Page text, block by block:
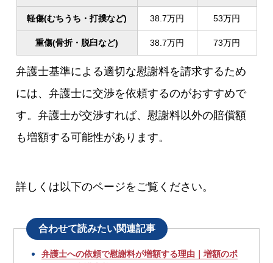
軽傷(むちうち・打撲など) 38.7万円 53万円
重傷(骨折・脱臼など) 38.7万円 73万円
弁護士基準による適切な慰謝料を請求するため
には、弁護士に交渉を依頼するのがおすすめで
す。弁護士が交渉すれば、慰謝料以外の賠償額
も増額する可能性があります。
詳しくは以下のページをご覧ください。
合わせて読みたい関連記事
弁護士への依頼で慰謝料が増額する理由｜増額のポ